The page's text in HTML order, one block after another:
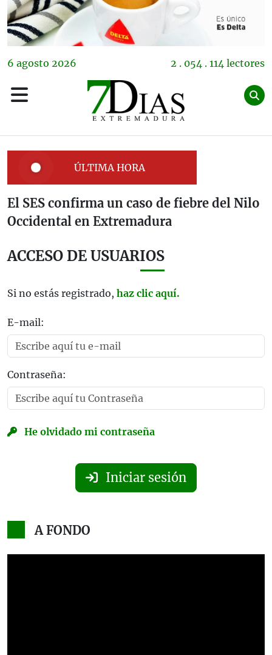
6 agosto 2026 2 . 054 . 114 lectores
ÚLTIMA HORA
El SES confirma un caso de fiebre del Nilo
Occidental en Extremadura
ACCESO DE USUARIOS
Si no estás registrado, haz clic aquí.
E-mail:
Contraseña:
He olvidado mi contraseña
Iniciar sesión
A FONDO